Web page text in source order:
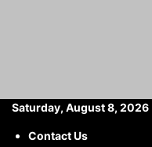
Saturday, August 8, 2026
Contact Us